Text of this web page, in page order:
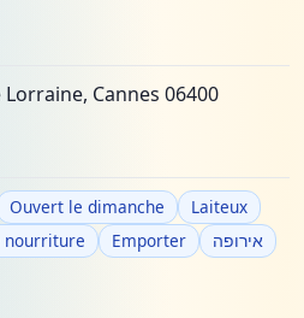
Cannes 06400
Ouvert le dimanche
Laiteux
nourriture Emporter
אירופה